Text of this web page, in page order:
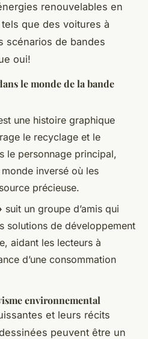
renouvelables en
que des voitures à
scénarios de bandes
oui!
le monde de la bande
une histoire graphique
le recyclage et le
le personnage principal,
inversé où les
précieuse.
suit un groupe d’amis qui
solutions de développement
aidant les lecteurs à
d’une consommation
environnemental
et leurs récits
peuvent être un